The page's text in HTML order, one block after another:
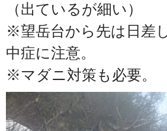
（出ているが細い）
※望岳台から先は日差
中症に注意。
※マダニ対策も必要。